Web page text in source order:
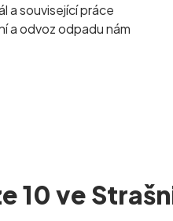
a související práce
a odvoz odpadu nám
10 ve